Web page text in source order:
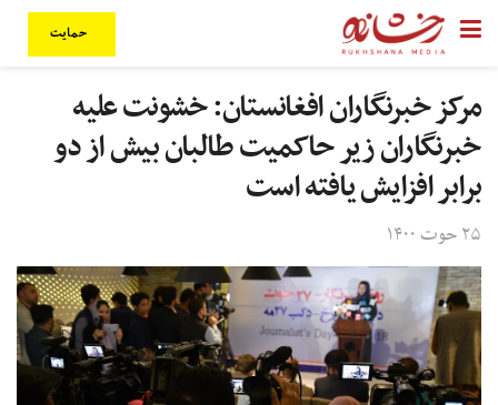
حمایت
مرکز خبرنگاران افغانستان: خشونت علیه
خبرنگاران زیر حاکمیت طالبان بیش از دو
برابر افزایش یافته است
۲۵ حوت ۱۴۰۰